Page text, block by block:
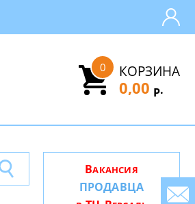
КОРЗИНА
0
0,00 Р.
ВАКАНСИЯ
ПРОДАВЦА